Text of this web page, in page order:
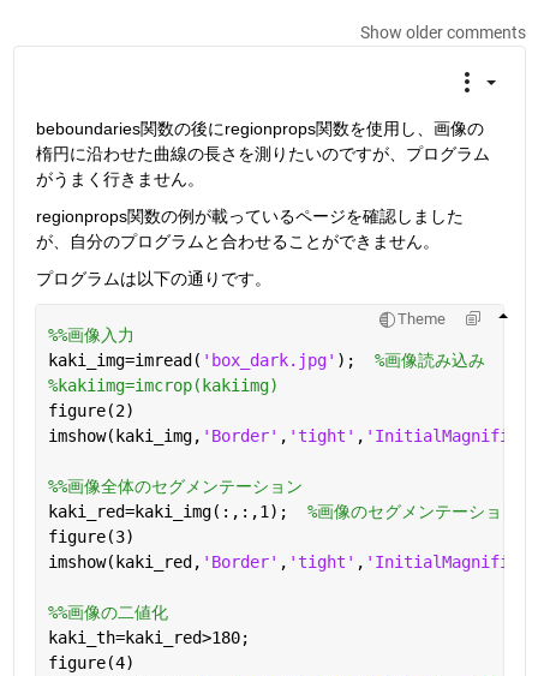
Show older comments
beboundaries関数の後にregionprops関数を使用し、画像の
楕円に沿わせた曲線の長さを測りたいのですが、プログラム
がうまく行きません。
regionprops関数の例が載っているページを確認しました
が、自分のプログラムと合わせることができません。
プログラムは以下の通りです。
Theme
%%画像入力
kaki_img=imread( 'box_dark.jpg' ); %画像読み込み
%kakiimg=imcrop(kakiimg)
figure(2)
imshow(kaki_img, 'Border' , 'tight' ,
%%画像全体のセグメンテーション
kaki_red=kaki_img(:,:,1); %画像のセグメンテーション(
figure(3)
imshow(kaki_red, 'Border' , 'tight' ,
%%画像の二値化
kaki_th=kaki_red>180;
figure(4)